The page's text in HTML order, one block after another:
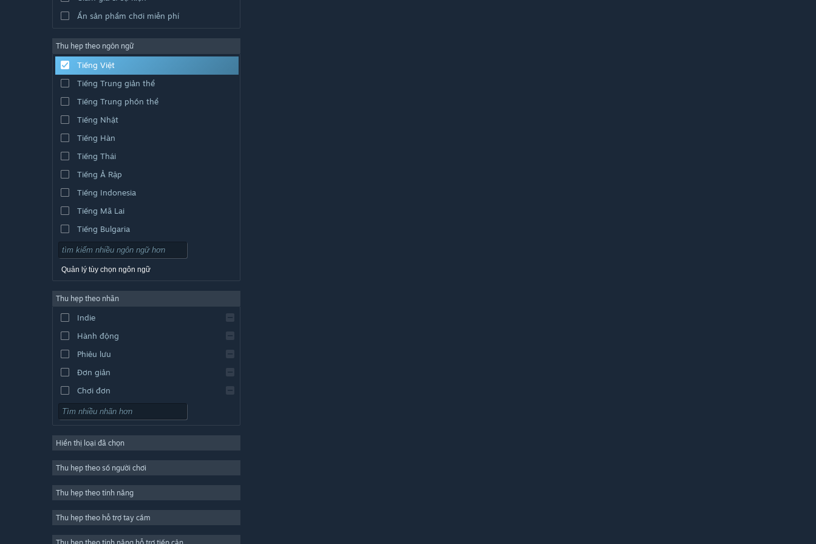
Ẩn sản phẩm chơi miễn phí
Thu hẹp theo ngôn ngữ
Tiếng Việt
Tiếng Trung giản thể
Tiếng Trung phồn thể
Tiếng Nhật
Tiếng Hàn
Tiếng Thái
Tiếng Ả Rập
Tiếng Indonesia
Tiếng Mã Lai
Tiếng Bulgaria
Tiếng Séc
Tiếng Đan Mạch
Tiếng Anh
Tiếng Tây Ban Nha - TBN
Tiếng Tây Ban Nha - Mỹ Latin
Quản lý tùy chọn ngôn ngữ
Thu hẹp theo nhãn
Indie
Hành động
Phiêu lưu
Đơn giản
Chơi đơn
Mô phỏng
Chiến thuật
2D
3D
Chơi miễn phí
Hiển thị loại đã chọn
Thu hẹp theo số người chơi
Thu hẹp theo tính năng
Thu hẹp theo hỗ trợ tay cầm